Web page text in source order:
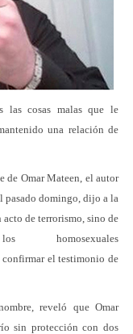
las cosas malas que le
una relación de
de Omar Mateen, el autor
pasado domingo, dijo a la
de terrorismo, sino de
el testimonio de
reveló que Omar
sin protección con dos